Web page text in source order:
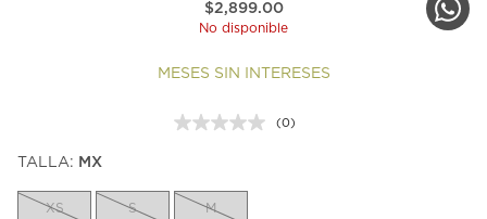
$2,899.00
No disponible
MESES SIN INTERESES
Sin
(0)
TALLA: MX
XS S M